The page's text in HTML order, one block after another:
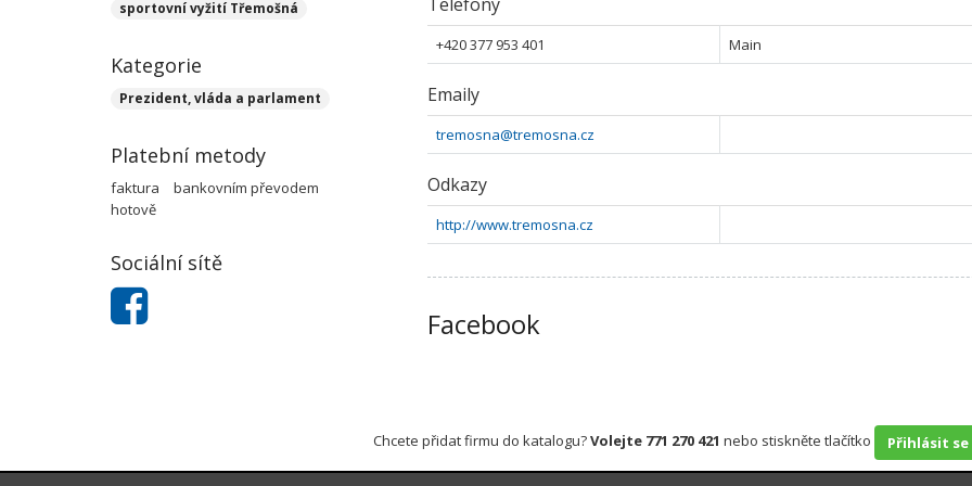
+420 377 953 401 Main
Emaily
tremosna@tremosna.cz
Odkazy
http://www.tremosna.cz
Facebook
sportovní vyžití Třemošná
Kategorie
Prezident, vláda a parlament
Platební metody
faktura
bankovním převodem
hotově
Sociální sítě
Chcete přidat firmu do katalogu?Volejte 771 270 421 nebo stiskněte tlačítko Přihlásit